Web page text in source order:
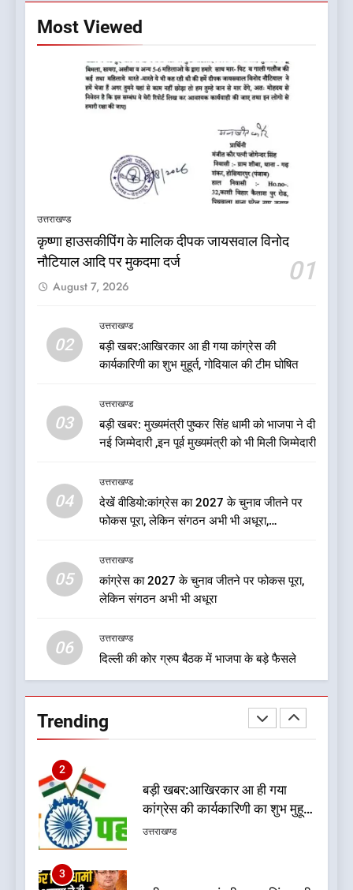
Most Viewed
उत्तराखण्ड
कृष्णा हाउसकीपिंग के मालिक दीपक जायसवाल विनोद
नौटियाल आदि पर मुकदमा दर्ज
01
August 7, 2026
02
उत्तराखण्ड
बड़ी खबर:आखिरकार आ ही गया कांग्रेस की
कार्यकारिणी का शुभ मुहूर्त, गोदियाल की टीम घोषित
03
उत्तराखण्ड
बड़ी खबर: मुख्यमंत्री पुष्कर सिंह धामी को भाजपा ने दी
नई जिम्मेदारी ,इन पूर्व मुख्यमंत्री को भी मिली जिम्मेदारी
04
उत्तराखण्ड
देखें वीडियो:कांग्रेस का 2027 के चुनाव जीतने पर
फोकस पूरा, लेकिन संगठन अभी भी अधूरा,
05
उत्तराखण्ड
कांग्रेस का 2027 के चुनाव जीतने पर फोकस पूरा,
लेकिन संगठन अभी भी अधूरा
06
उत्तराखण्ड
दिल्ली की कोर ग्रुप बैठक में भाजपा के बड़े फैसले
Trending
कांग्रेस का 2027 के चुनाव जीतने
पर फोकस पूरा, लेकिन संगठन अभी
दिल्ली की कोर ग्रुप बैठक में भाजपा
उत्तराखण्ड
भालू, ग्रामीणों में दहशत
उत्तराखण्ड
1
कृष्णा हाउसकीपिंग के मालिक दीपक
जायसवाल विनोद नौटियाल आदि पर
कांग्रेस की कार्यकारिणी का शुभ मुहूर्त,
गोदियाल की टीम घोषित
3
बड़ी खबर: मुख्यमंत्री पुष्कर सिंह धामी
को भाजपा ने दी नई जिम्मेदारी ,इन पूर्व
मुख्यमंत्री को भी मिली जिम्मेदारी
उत्तराखण्ड
4